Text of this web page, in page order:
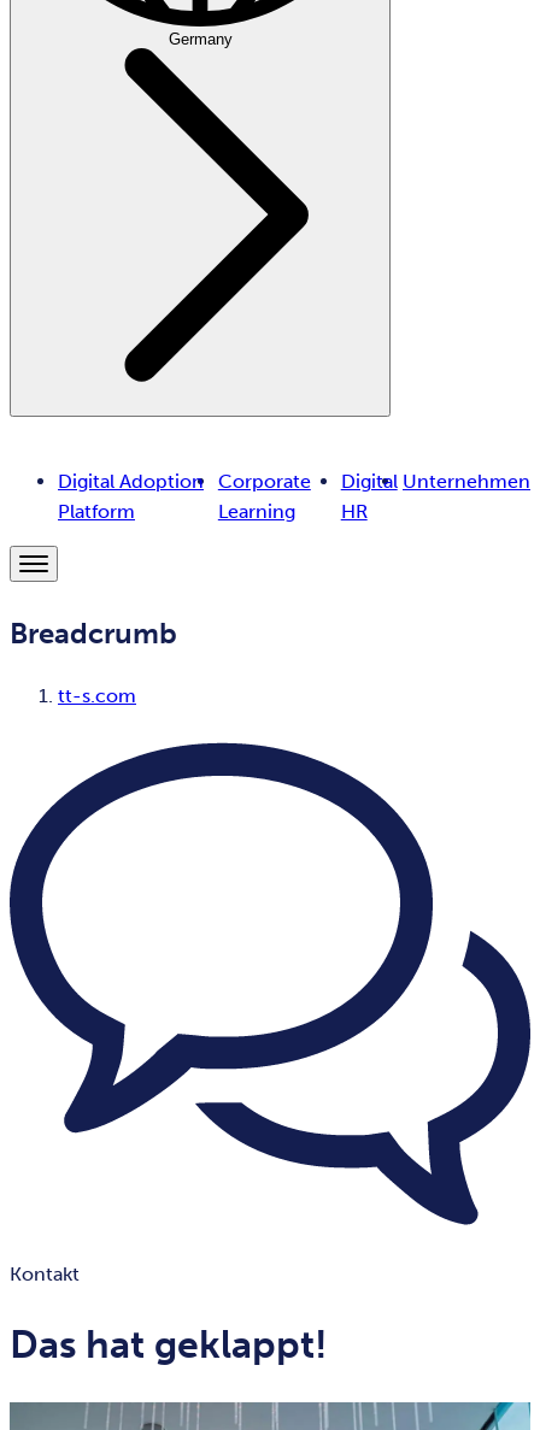
Germany
Digital Adoption
Platform
Corporate
Learning
Digital
HR
Unternehmen
Breadcrumb
tt-s.com
Kontakt
Das hat geklappt!